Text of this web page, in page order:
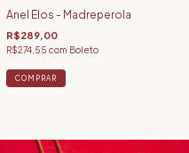
Anel Elos - Madreperola
R$289,00
R$274,55 com Boleto
COMPRAR